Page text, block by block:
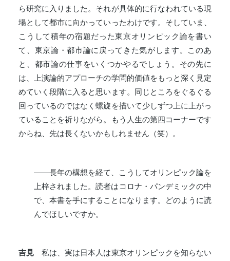
ら研究に入りました。それが具体的に行なわれている現
場として都市に向かっていったわけです。そしていま、
こうして積年の宿題だった東京オリンピック論を書い
て、東京論・都市論に戻ってきた気がします。このあ
と、都市論の仕事をいくつかやるでしょう。その先に
は、上演論的アプローチの学問的価値をもっと深く見定
めていく段階に入ると思います。同じところをぐるぐる
回っているのではなく螺旋を描いて少しずつ上に上がっ
ていることを祈りながら。もう人生の第四コーナーです
からね、先は長くないかもしれません（笑）。
――長年の構想を経て、こうしてオリンピック論を
上梓されました。読者はコロナ・パンデミックの中
で、本書を手にすることになります。どのように読
んでほしいですか。
吉見 私は、実は日本人は東京オリンピックを知らない